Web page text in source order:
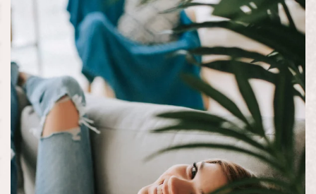
OFERTA
O FIRMIE